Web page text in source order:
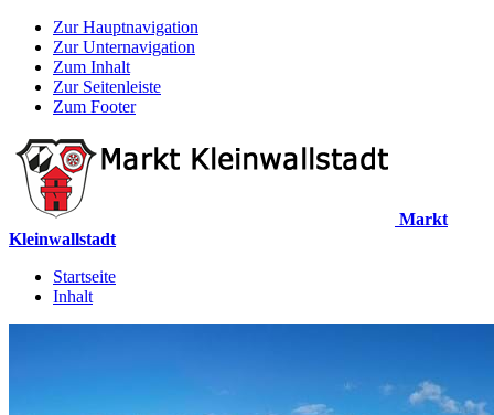
Zur Hauptnavigation
Zur Unternavigation
Zum Inhalt
Zur Seitenleiste
Zum Footer
Markt
Kleinwallstadt
Startseite
Inhalt